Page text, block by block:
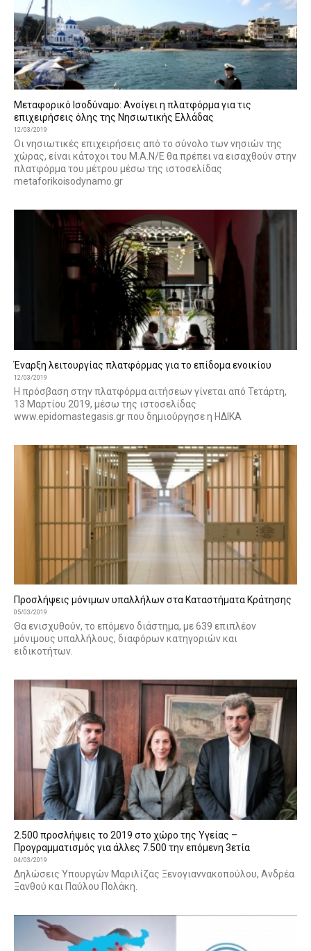
Μεταφορικό Ισοδύναμο: Ανοίγει η πλατφόρμα για τις
επιχειρήσεις όλης της Νησιωτικής Ελλάδας
12/03/2019
Οι νησιωτικές επιχειρήσεις από το σύνολο των νησιών της
χώρας, είναι κάτοχοι του Μ.Α.Ν/Ε θα πρέπει να εισαχθούν στην
πλατφόρμα του μέτρου μέσω της ιστοσελίδας
metaforikoisodynamo.gr
Έναρξη λειτουργίας πλατφόρμας για το επίδομα ενοικίου
12/03/2019
Η πρόσβαση στην πλατφόρμα αιτήσεων γίνεται από Τετάρτη,
13 Μαρτίου 2019, μέσω της ιστοσελίδας
www.epidomastegasis.gr που δημιούργησε η ΗΔΙΚΑ
Προσλήψεις μόνιμων υπαλλήλων στα Καταστήματα Κράτησης
05/03/2019
Θα ενισχυθούν, το επόμενο διάστημα, με 639 επιπλέον
μόνιμους υπαλλήλους, διαφόρων κατηγοριών και
ειδικοτήτων.
2.500 προσλήψεις το 2019 στο χώρο της Υγείας –
Προγραμματισμός για άλλες 7.500 την επόμενη 3ετία
04/03/2019
Δηλώσεις Υπουργών Μαριλίζας Ξενογιαννακοπούλου, Ανδρέα
Ξανθού και Παύλου Πολάκη.